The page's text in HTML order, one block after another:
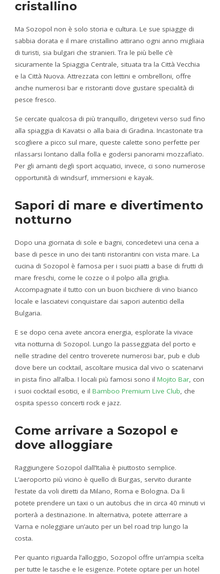
cristallino
Ma Sozopol non è solo storia e cultura. Le sue spiagge di
sabbia dorata e il mare cristallino attirano ogni anno migliaia
di turisti, sia bulgari che stranieri. Tra le più belle c’è
sicuramente la Spiaggia Centrale, situata tra la Città Vecchia
e la Città Nuova. Attrezzata con lettini e ombrelloni, offre
anche numerosi bar e ristoranti dove gustare specialità di
pesce fresco.
Se cercate qualcosa di più tranquillo, dirigetevi verso sud fino
alla spiaggia di Kavatsi o alla baia di Gradina. Incastonate tra
scogliere a picco sul mare, queste calette sono perfette per
rilassarsi lontano dalla folla e godersi panorami mozzafiato.
Per gli amanti degli sport acquatici, invece, ci sono numerose
opportunità di windsurf, immersioni e kayak.
Sapori di mare e divertimento
notturno
Dopo una giornata di sole e bagni, concedetevi una cena a
base di pesce in uno dei tanti ristorantini con vista mare. La
cucina di Sozopol è famosa per i suoi piatti a base di frutti di
mare freschi, come le cozze o il polpo alla griglia.
Accompagnate il tutto con un buon bicchiere di vino bianco
locale e lasciatevi conquistare dai sapori autentici della
Bulgaria.
E se dopo cena avete ancora energia, esplorate la vivace
vita notturna di Sozopol. Lungo la passeggiata del porto e
nelle stradine del centro troverete numerosi bar, pub e club
dove bere un cocktail, ascoltare musica dal vivo o scatenarvi
in pista fino all’alba. I locali più famosi sono il Mojito Bar, con
i suoi cocktail esotici, e il Bamboo Premium Live Club, che
ospita spesso concerti rock e jazz.
Come arrivare a Sozopol e
dove alloggiare
Raggiungere Sozopol dall’Italia è piuttosto semplice.
L’aeroporto più vicino è quello di Burgas, servito durante
l’estate da voli diretti da Milano, Roma e Bologna. Da lì
potete prendere un taxi o un autobus che in circa 40 minuti vi
porterà a destinazione. In alternativa, potete atterrare a
Varna e noleggiare un’auto per un bel road trip lungo la
costa.
Per quanto riguarda l’alloggio, Sozopol offre un’ampia scelta
per tutte le tasche e le esigenze. Potete optare per un hotel